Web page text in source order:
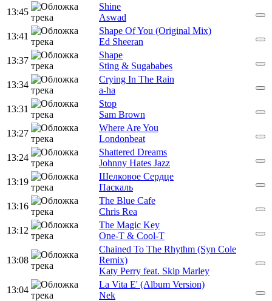
13:45
Shine
Aswad
13:41
Shape Of You (Original Mix)
Ed Sheeran
13:37
Shape
Sting & Sugababes
13:34
Crying In The Rain
a-ha
13:31
Stop
Sam Brown
13:27
Where Are You
Londonbeat
13:24
Shattered Dreams
Johnny Hates Jazz
13:19
Шелковое Сердце
Паскаль
13:16
The Blue Cafe
Chris Rea
13:12
The Magic Key
One-T & Cool-T
13:08
Chained To The Rhythm (Syn Cole
Remix)
Katy Perry feat. Skip Marley
13:04
La Vita E' (Album Version)
Nek